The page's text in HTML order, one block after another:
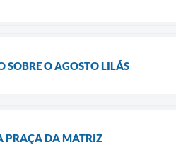
SOBRE O AGOSTO LILÁS
PRAÇA DA MATRIZ